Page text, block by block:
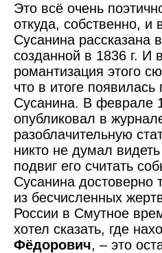
Это всё очень
откуда, собственно, и
Сусанина рассказана
созданной в 1836 г. И
романтизация этого
что в итоге
Сусанина. В феврале
опубликовал в
разоблачительную
никто не думал
подвиг его считать
Сусанина достоверно
из бесчисленных
России в Смутное
хотел сказать, где
Фёдорович, – это